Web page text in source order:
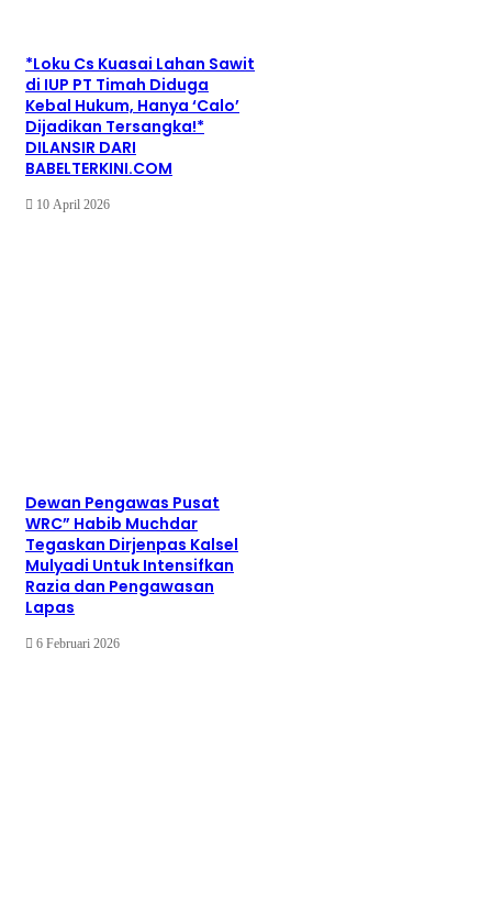
*Loku Cs Kuasai Lahan Sawit
di IUP PT Timah Diduga
Kebal Hukum, Hanya ‘Calo’
Dijadikan Tersangka!*
DILANSIR DARI
BABELTERKINI.COM
10 April 2026
Dewan Pengawas Pusat
WRC” Habib Muchdar
Tegaskan Dirjenpas Kalsel
Mulyadi Untuk Intensifkan
Razia dan Pengawasan
Lapas
6 Februari 2026